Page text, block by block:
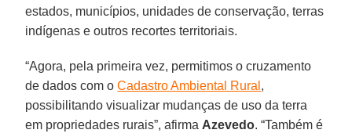
estados, municípios, unidades de conservação, terras
indígenas e outros recortes territoriais.
“Agora, pela primeira vez, permitimos o cruzamento
de dados com oCadastro Ambiental Rural ,
possibilitando visualizar mudanças de uso da terra
em propriedades rurais”, afirma Azevedo. “Também é